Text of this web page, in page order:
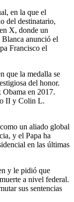
en la que el
del destinatario,
X, donde un
anunció el
Francisco el
que la medalla se
del honor.
en 2017.
II y Colin L.
un aliado global
y el Papa ha
en las últimas
y le pidió que
a nivel federal.
sus sentencias